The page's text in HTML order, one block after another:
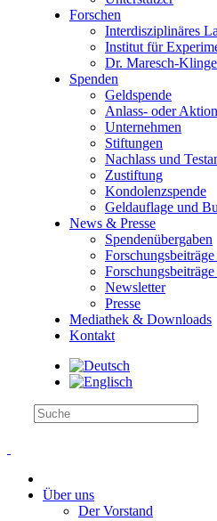
Forschen
Interdisziplinäres
Institut für
Dr. Maresch-
Spenden
Geldspende
Anlass- oder
Unternehmen
Stiftungen
Nachlass und
Zustiftung
Kondolenzspende
Geldauflage und
News & Presse
Spendenübergaben
Newsletter
Presse
Mediathek & Downloads
Kontakt
Über uns
Der Vorstand